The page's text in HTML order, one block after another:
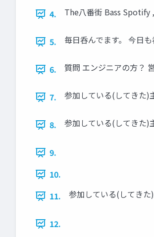
4. The八番街 Bass Spotify
5. 毎日呑んでます。 今日
6. 質問 エンジニアの方？
7. 参加している(してきた)
8. 参加している(してきた)
9.
10.
11.
参加している(してき
12.